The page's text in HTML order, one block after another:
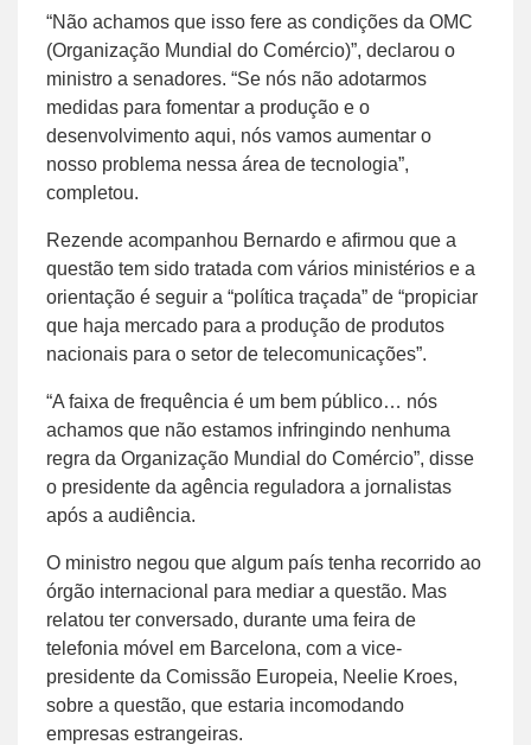
“Não achamos que isso fere as condições da OMC
(Organização Mundial do Comércio)”, declarou o
ministro a senadores. “Se nós não adotarmos
medidas para fomentar a produção e o
desenvolvimento aqui, nós vamos aumentar o
nosso problema nessa área de tecnologia”,
completou.
Rezende acompanhou Bernardo e afirmou que a
questão tem sido tratada com vários ministérios e a
orientação é seguir a “política traçada” de “propiciar
que haja mercado para a produção de produtos
nacionais para o setor de telecomunicações”.
“A faixa de frequência é um bem público… nós
achamos que não estamos infringindo nenhuma
regra da Organização Mundial do Comércio”, disse
o presidente da agência reguladora a jornalistas
após a audiência.
O ministro negou que algum país tenha recorrido ao
órgão internacional para mediar a questão. Mas
relatou ter conversado, durante uma feira de
telefonia móvel em Barcelona, com a vice-
presidente da Comissão Europeia, Neelie Kroes,
sobre a questão, que estaria incomodando
empresas estrangeiras.